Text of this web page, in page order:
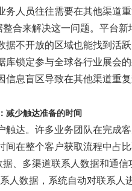
务人员往往需要在其他渠道
合来解决这一问题。平台
据不开放的区域也能找到活
库锁定参与全球各行业展会
信息盲区导致在其他渠道重
减少触达准备的时间
触达。许多业务团队在完成
间在整个客户获取流程中占
、多渠道联系人数据和通
人数据，系统自动对联系